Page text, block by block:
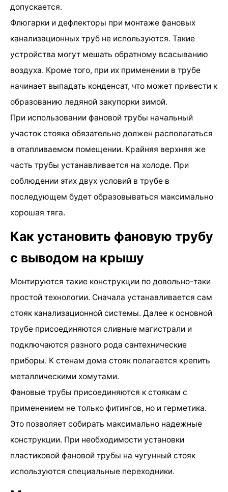
допускается.
Флюгарки и дефлекторы при монтаже фановых
канализационных труб не используются. Такие
устройства могут мешать обратному всасыванию
воздуха. Кроме того, при их применении в трубе
начинает выпадать конденсат, что может привести к
образованию ледяной закупорки зимой.
При использовании фановой трубы начальный
участок стояка обязательно должен располагаться
в отапливаемом помещении. Крайняя верхняя же
часть трубы устанавливается на холоде. При
соблюдении этих двух условий в трубе в
последующем будет образовываться максимально
хорошая тяга.
Как установить фановую трубу
с выводом на крышу
Монтируются такие конструкции по довольно-таки
простой технологии. Сначала устанавливается сам
стояк канализационной системы. Далее к основной
трубе присоединяются сливные магистрали и
подключаются разного рода сантехнические
приборы. К стенам дома стояк полагается крепить
металлическими хомутами.
Фановые трубы присоединяются к стоякам с
применением не только фитингов, но и герметика.
Это позволяет собирать максимально надежные
конструкции. При необходимости установки
пластиковой фановой трубы на чугунный стояк
используются специальные переходники.